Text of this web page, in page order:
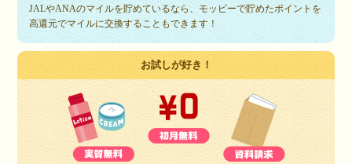
JALやANAのマイルを貯めているなら、モッピーで貯めたポイントを
高還元でマイルに交換することもできます！
お試しが好き！